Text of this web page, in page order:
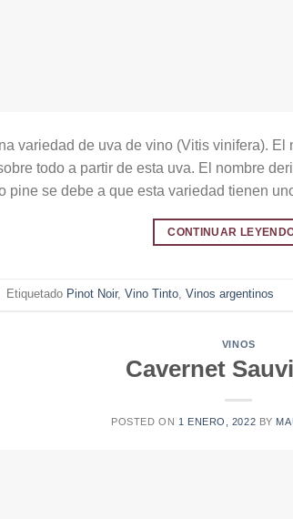
variedad de uva de vino (Vitis vinifera).
todo a partir de esta uva. El nombre
pine se debe a que esta variedad tienen
CONTINUAR
Etiquetado Pinot Noir, Vino Tinto, Vinos argentinos
VINOS
Cavernet
POSTED ON 1 ENERO, 2022 BY